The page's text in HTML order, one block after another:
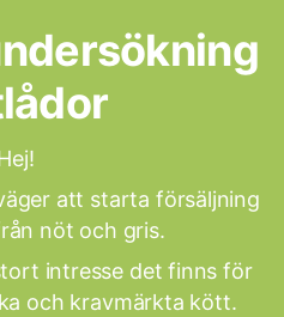
att starta försäljning
nöt och gris.
intresse det finns för
och kravmärkta kött.